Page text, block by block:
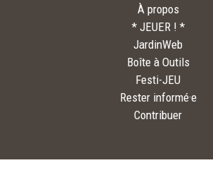
À propos
* JEUER ! *
JardinWeb
Boîte à Outils
Festi-JEU
Rester informé·e
Contribuer